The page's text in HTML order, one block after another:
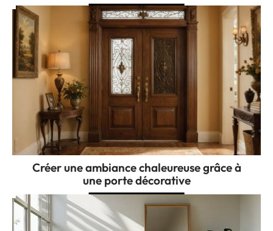
Créer une ambiance chaleureuse grâce à
une porte décorative